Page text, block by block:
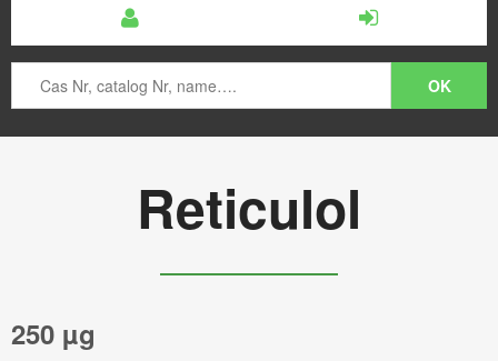
Reticulol
250 µg